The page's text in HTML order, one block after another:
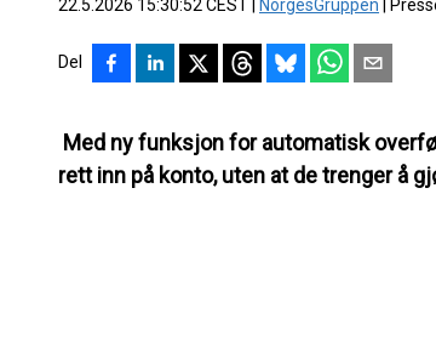
22.5.2026 15:30:52 CEST NorgesGruppen
Del
Med ny funksjon for automatisk
rett inn på konto, uten at de trenger å